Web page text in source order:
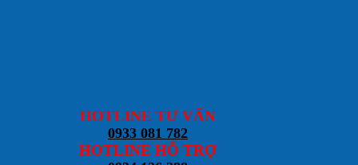
HOTLINE TƯ VẤN
0933 081 782
HOTLINE HỖ TRỢ